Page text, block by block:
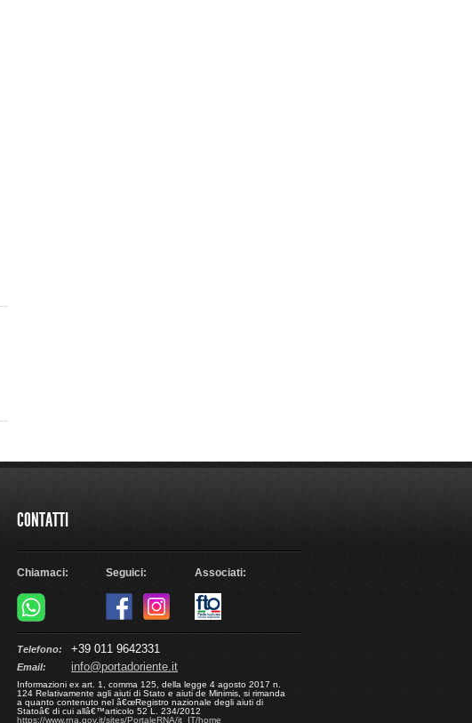
CONTATTI
Chiamaci: Seguici: Associati:
Telefono: +39 011 9642331
Email: info@portadoriente.it
Informazioni ex art. 1, comma 125, della legge 4 agosto 2017 n.
124 Relativamente agli aiuti di Stato e aiuti de Minimis, si rimanda
a quanto contenuto nel â€œRegistro nazionale degli aiuti di
Statoâ€ di cui allâ€™articolo 52 L. 234/2012
https://www.rna.gov.it/sites/PortaleRNA/it_IT/home